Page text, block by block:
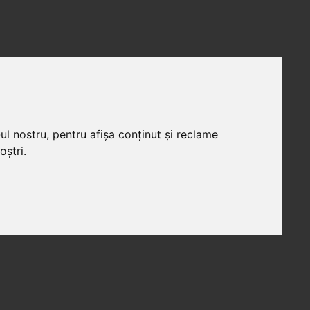
nostru, pentru afișa conținut și reclame